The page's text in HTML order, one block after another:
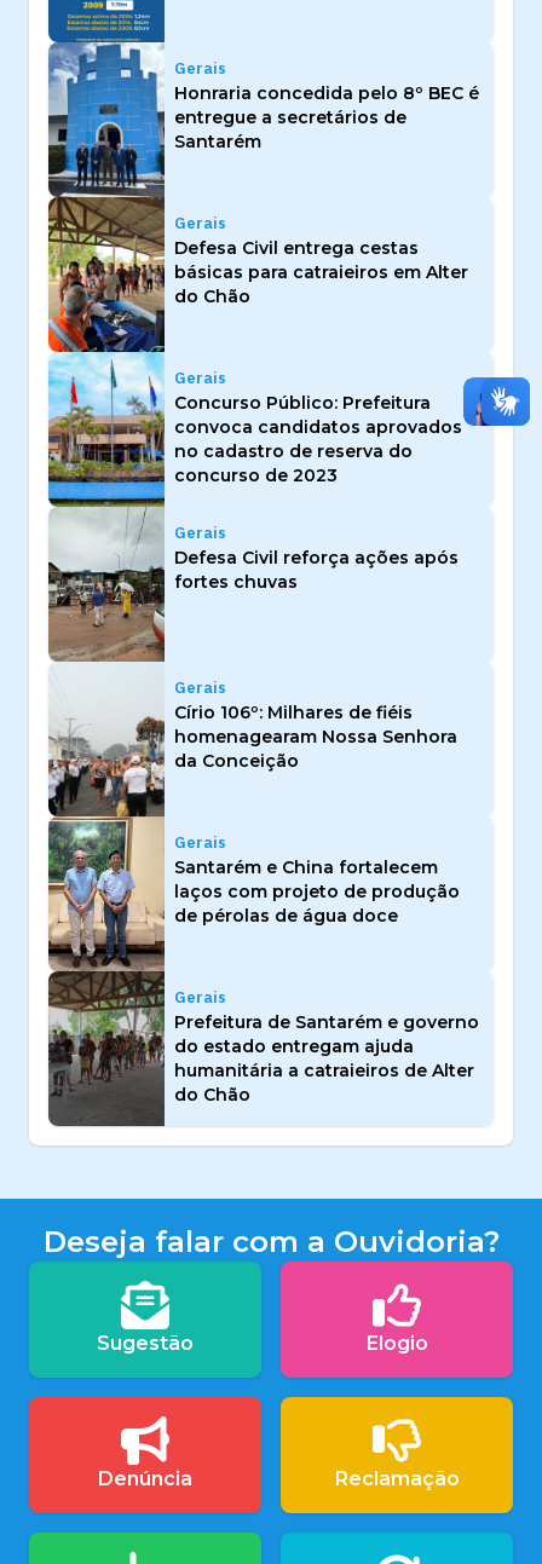
Gerais
Honraria concedida pelo 8º BEC é
entregue a secretários de
Santarém
Gerais
Defesa Civil entrega cestas
básicas para catraieiros em Alter
do Chão
Gerais
Concurso Público: Prefeitura
convoca candidatos aprovados
no cadastro de reserva do
concurso de 2023
Gerais
Defesa Civil reforça ações após
fortes chuvas
Gerais
Círio 106º: Milhares de fiéis
homenagearam Nossa Senhora
da Conceição
Gerais
Santarém e China fortalecem
laços com projeto de produção
de pérolas de água doce
Gerais
Prefeitura de Santarém e governo
do estado entregam ajuda
humanitária a catraieiros de Alter
do Chão
Deseja falar com a Ouvidoria?
Sugestão Elogio
Denúncia Reclamação